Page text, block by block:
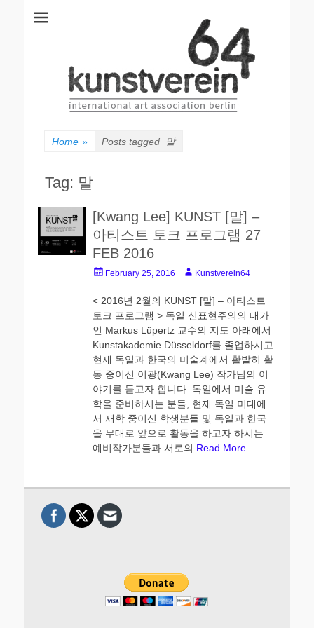
kunstverein64
Home » Posts tagged 말
Tag: 말
[Kwang Lee] KUNST [말] –
아티스트 토크 프로그램 27
FEB 2016
PostedFebruary 25, 2016 AuthorKunstverein64
< 2016년 2월의 KUNST [말] – 아티스트
토크 프로그램 > 독일 신표현주의의 대가
인 Markus Lüpertz 교수의 지도 아래에서
Kunstakademie Düsseldorf를 졸업하시고
현재 독일과 한국의 미술계에서 활발히 활
동 중이신 이광(Kwang Lee) 작가님의 이
야기를 듣고자 합니다. 독일에서 미술 유
학을 준비하시는 분들, 현재 독일 미대에
서 재학 중이신 학생분들 및 독일과 한국
을 무대로 앞으로 활동을 하고자 하시는
예비작가분들과 서로의 Read More …